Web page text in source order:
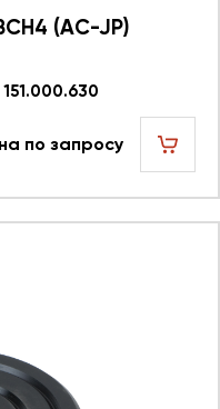
(AC-JP)
по запросу